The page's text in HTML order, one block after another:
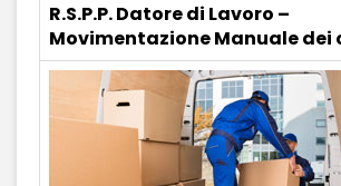
R.S.P.P. Datore di Lavoro –
Movimentazione Manuale dei